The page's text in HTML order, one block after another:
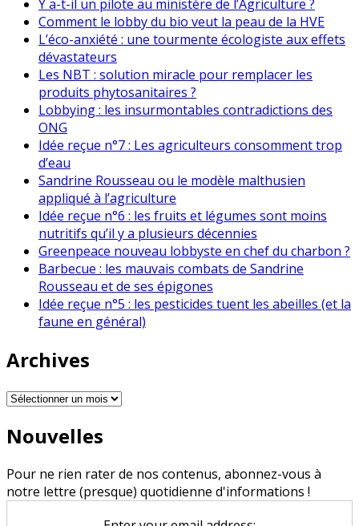
Y a-t-il un pilote au ministère de l’Agriculture ?
Comment le lobby du bio veut la peau de la HVE
L’éco-anxiété : une tourmente écologiste aux effets
dévastateurs
Les NBT : solution miracle pour remplacer les
produits phytosanitaires ?
Lobbying : les insurmontables contradictions des
ONG
Idée reçue n°7 : Les agriculteurs consomment trop
d’eau
Sandrine Rousseau ou le modèle malthusien
appliqué à l’agriculture
Idée reçue n°6 : les fruits et légumes sont moins
nutritifs qu’il y a plusieurs décennies
Greenpeace nouveau lobbyste en chef du charbon ?
Barbecue : les mauvais combats de Sandrine
Rousseau et de ses épigones
Idée reçue n°5 : les pesticides tuent les abeilles (et la
faune en général)
Archives
Archives
Nouvelles
Pour ne rien rater de nos contenus, abonnez-vous à
notre lettre (presque) quotidienne d'informations !